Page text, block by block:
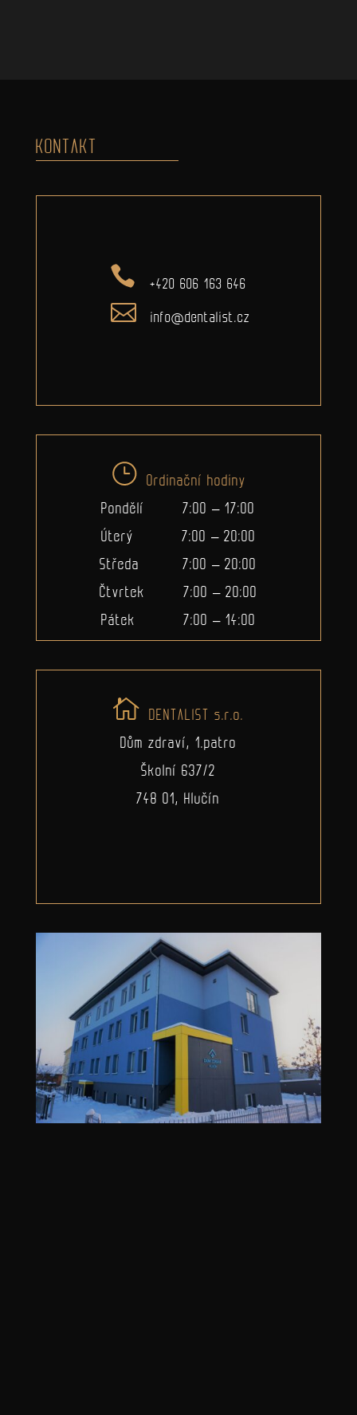
KONTAKT
+420 606 163 646
info@dentalist.cz
Ordinační hodiny
Pondělí 7:00 – 17:00
Úterý 7:00 – 20:00
Středa 7:00 – 20:00
Čtvrtek 7:00 – 20:00
Pátek 7:00 – 14:00
DENTALIST s.r.o.
Dům zdraví, 1.patro
Školní 637/2
748 01, Hlučín